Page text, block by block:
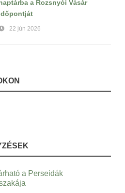
a Rozsnyói Vásár
22 jún 2026
a Perseidák